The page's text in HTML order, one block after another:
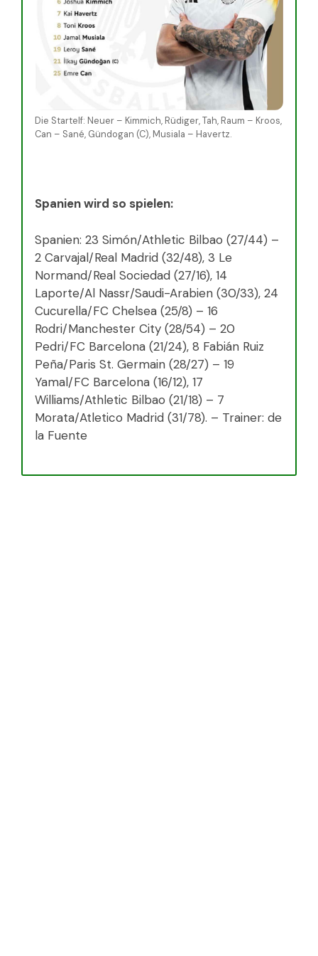
Die Startelf: Neuer – Kimmich, Rüdiger, Tah, Raum – Kroos,
Can – Sané, Gündogan (C), Musiala – Havertz.
Spanien wird so spielen:
Spanien: 23 Simón/Athletic Bilbao (27/44) –
2 Carvajal/Real Madrid (32/48), 3 Le
Normand/Real Sociedad (27/16), 14
Laporte/Al Nassr/Saudi-Arabien (30/33), 24
Cucurella/FC Chelsea (25/8) – 16
Rodri/Manchester City (28/54) – 20
Pedri/FC Barcelona (21/24), 8 Fabián Ruiz
Peña/Paris St. Germain (28/27) – 19
Yamal/FC Barcelona (16/12), 17
Williams/Athletic Bilbao (21/18) – 7
Morata/Atletico Madrid (31/78). – Trainer: de
la Fuente